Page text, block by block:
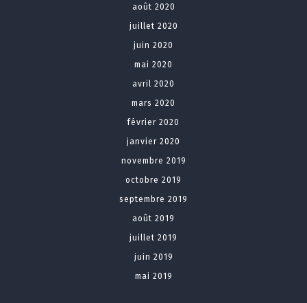
août 2020
juillet 2020
juin 2020
mai 2020
avril 2020
mars 2020
février 2020
janvier 2020
novembre 2019
octobre 2019
septembre 2019
août 2019
juillet 2019
juin 2019
mai 2019